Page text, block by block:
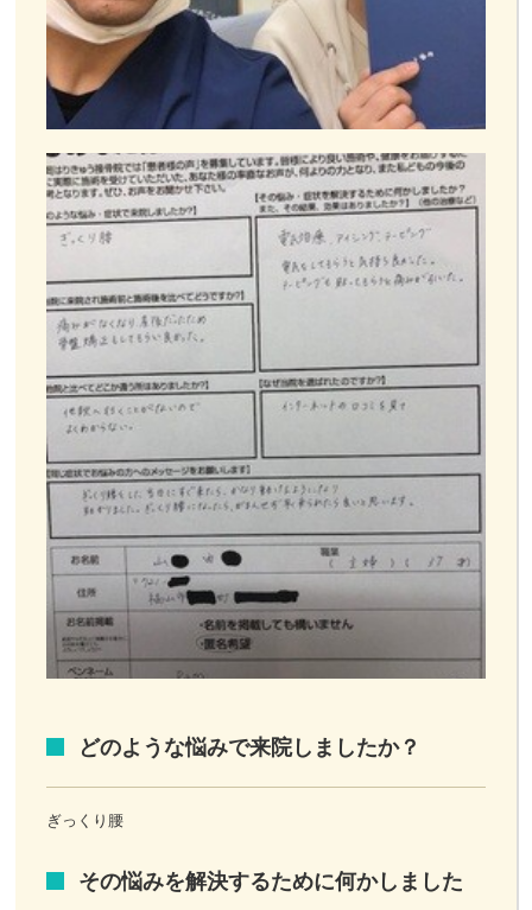
どのような悩みで来院しましたか？
ぎっくり腰
その悩みを解決するために何かしました